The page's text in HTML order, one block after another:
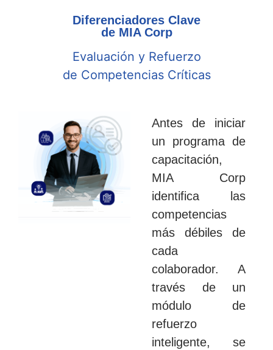
Diferenciadores Clave
de MIA Corp
Evaluación y Refuerzo
de Competencias Críticas
Antes de iniciar
un programa de
capacitación,
MIA Corp
identifica las
competencias
más débiles de
cada
colaborador. A
través de un
módulo de
refuerzo
inteligente, se